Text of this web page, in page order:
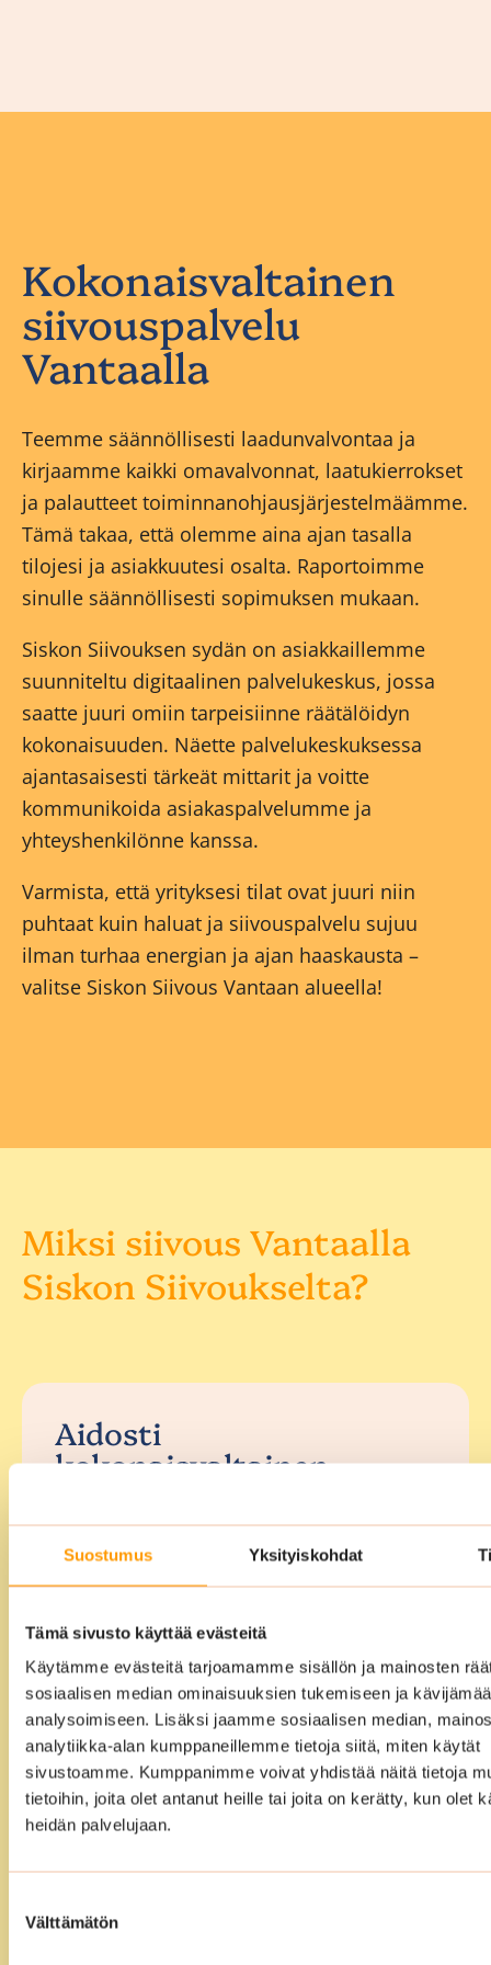
Suostumus Yksityiskohdat
Tämä sivusto käyttää evästeitä
Käytämme evästeitä tarjoamamme sisällön ja mainosten
sosiaalisen median ominaisuuksien tukemiseen ja
analysoimiseen. Lisäksi jaamme sosiaalisen median,
analytiikka-alan kumppaneillemme tietoja siitä, miten käytät
sivustoamme. Kumppanimme voivat yhdistää näitä tietoja
tietoihin, joita olet antanut heille tai joita on kerätty, kun olet
heidän palvelujaan.
valinta
Välttämätön
Kokonaisvaltainen
siivouspalvelu
Vantaalla
Teemme säännöllisesti laadunvalvontaa ja
kirjaamme kaikki omavalvonnat, laatukierrokset
ja palautteet toiminnanohjausjärjestelmäämme.
Tämä takaa, että olemme aina ajan tasalla
tilojesi ja asiakkuutesi osalta. Raportoimme
sinulle säännöllisesti sopimuksen mukaan.
Siskon Siivouksen sydän on asiakkaillemme
suunniteltu digitaalinen palvelukeskus, jossa
saatte juuri omiin tarpeisiinne räätälöidyn
kokonaisuuden. Näette palvelukeskuksessa
ajantasaisesti tärkeät mittarit ja voitte
kommunikoida asiakaspalvelumme ja
yhteyshenkilönne kanssa.
Varmista, että yrityksesi tilat ovat juuri niin
puhtaat kuin haluat ja siivouspalvelu sujuu
ilman turhaa energian ja ajan haaskausta –
valitse Siskon Siivous Vantaan alueella!
Miksi siivous Vantaalla
Siskon Siivoukselta?
Aidosti
kokonaisvaltainen
Voitte ulkoistaa siivouksen meille täysin.
Laadimme yhdessä kanssanne
vuosikellosuunnitelman ja sen jälkeen
me hoidamme loput. Meidän
ammattitaitoiset ja koulutetut siivoojat
varmistavat, että tilat ovat siivouksen
jälkeen puhtaat, edustavat ja täysin
käyttövalmiit.